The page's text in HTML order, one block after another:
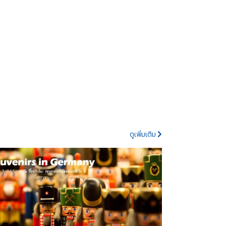
ดูเพิ่มเติม